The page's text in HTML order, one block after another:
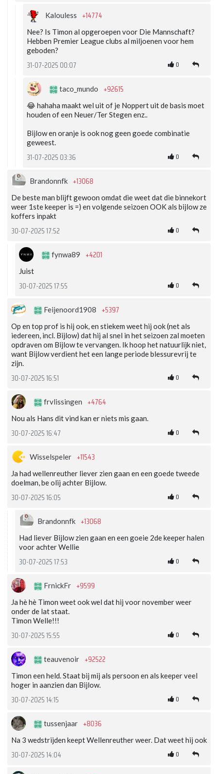
Kalouless +14774
Nee? Is Timon al opgeroepen voor Die Mannschaft?
Hebben Premier League clubs al miljoenen voor hem
geboden?
31-07-2025 00:07 0
taco_mundo +92615
😂 hahaha maakt wel uit of je Noppert uit de basis moet
houden of een Neuer/Ter Stegen enz..
Bijlow en oranje is ook nog geen goede combinatie
geweest.
31-07-2025 03:36 0
Brandonnfk +13068
De beste man blijft gewoon omdat die weet dat die binnekort
weer 1ste keeper is =) en volgende seizoen OOK als bijlow ze
koffers inpakt
30-07-2025 17:52 0
fynwa89 +4201
Juist
30-07-2025 17:55 0
Feijenoord1908 +5397
Op en top prof is hij ook, en stiekem weet hij ook (net als
iedereen, incl. Bijlow) dat hij al snel in het seizoen zal moeten
opdraven om Bijlow te vervangen. Ik hoop het natuurlijk niet,
want Bijlow verdient het een lange periode blessurevrij te
zijn.
30-07-2025 16:51 0
frvlissingen +4764
Nou als Hans dit vind kan er niets mis gaan.
30-07-2025 16:47 0
Wisselspeler +11543
Ja had wellenreuther liever zien gaan en een goede tweede
doelman, be olij achter Bijlow.
30-07-2025 16:05 0
Brandonnfk +13068
Had liever Bijlow zien gaan en een goeie 2de keeper halen
voor achter Wellie
30-07-2025 17:53 0
FrnickFr +9599
Ja hè hè Timon weet ook wel dat hij voor november weer
onder de lat staat.
Timon Welle!!!
30-07-2025 15:55 0
teauvenoir +92522
Timon een held. Staat bij mij als persoon en als keeper veel
hoger in aanzien dan Bijlow.
30-07-2025 14:15 0
tussenjaar +8036
Na 3 wedstrijden keept Wellenreuther weer. Dat weet hij ook
30-07-2025 14:04 0